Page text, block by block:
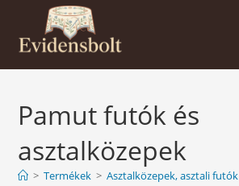
content
Pamut futók és
asztalközepek
> Termékek > Asztalközepek, asztali futók